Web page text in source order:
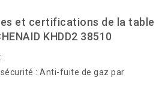
et certifications de la table
KHDD2 38510
: Anti-fuite de gaz par